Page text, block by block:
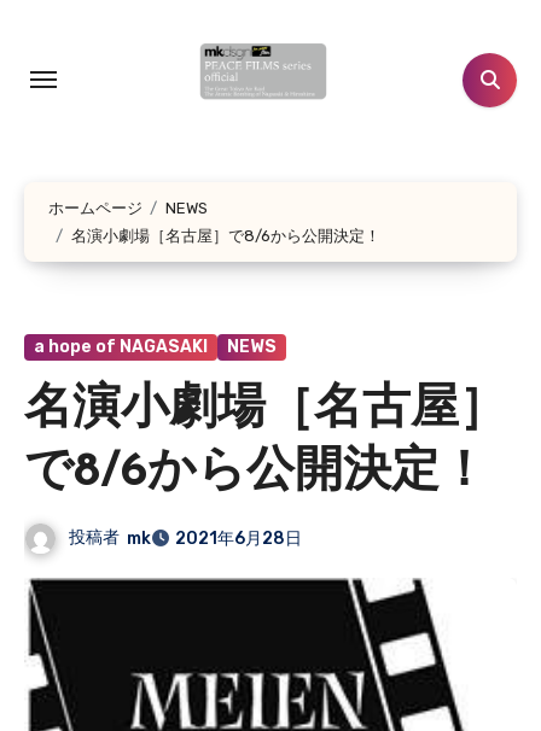
ホームページ
NEWS
名演小劇場［名古屋］で8/6から公開決定！
a hope of NAGASAKI NEWS
名演小劇場［名古屋］
で8/6から公開決定！
投稿者 mk 2021年6月28日